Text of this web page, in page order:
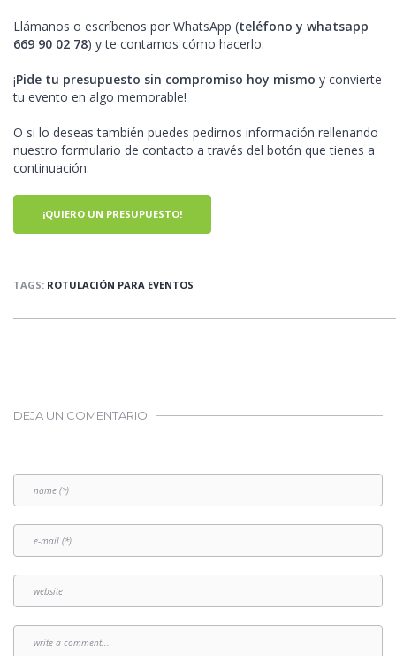
Llámanos o escríbenos por WhatsApp (teléfono y whatsapp
669 90 02 78) y te contamos cómo hacerlo.
¡Pide tu presupuesto sin compromiso hoy mismo y convierte
tu evento en algo memorable!
O si lo deseas también puedes pedirnos información rellenando
nuestro formulario de contacto a través del botón que tienes a
continuación:
¡QUIERO UN PRESUPUESTO!
TAGS: ROTULACIÓN PARA EVENTOS
DEJA UN COMENTARIO